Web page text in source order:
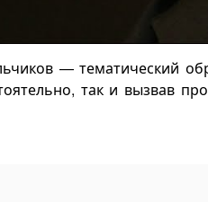
— тематический
так и вызвав